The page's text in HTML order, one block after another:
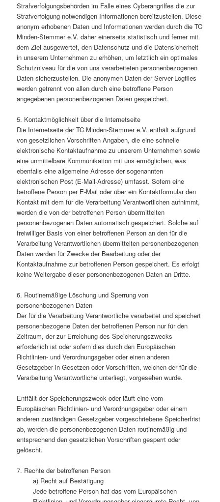
Strafverfolgungsbehörden im Falle eines Cyberangriffes die zur
Strafverfolgung notwendigen Informationen bereitzustellen. Diese
anonym erhobenen Daten und Informationen werden durch die TC
Minden-Stemmer e.V. daher einerseits statistisch und ferner mit
dem Ziel ausgewertet, den Datenschutz und die Datensicherheit
in unserem Unternehmen zu erhöhen, um letztlich ein optimales
Schutzniveau für die von uns verarbeiteten personenbezogenen
Daten sicherzustellen. Die anonymen Daten der Server-Logfiles
werden getrennt von allen durch eine betroffene Person
angegebenen personenbezogenen Daten gespeichert.
5. Kontaktmöglichkeit über die Internetseite
Die Internetseite der TC Minden-Stemmer e.V. enthält aufgrund
von gesetzlichen Vorschriften Angaben, die eine schnelle
elektronische Kontaktaufnahme zu unserem Unternehmen sowie
eine unmittelbare Kommunikation mit uns ermöglichen, was
ebenfalls eine allgemeine Adresse der sogenannten
elektronischen Post (E-Mail-Adresse) umfasst. Sofern eine
betroffene Person per E-Mail oder über ein Kontaktformular den
Kontakt mit dem für die Verarbeitung Verantwortlichen aufnimmt,
werden die von der betroffenen Person übermittelten
personenbezogenen Daten automatisch gespeichert. Solche auf
freiwilliger Basis von einer betroffenen Person an den für die
Verarbeitung Verantwortlichen übermittelten personenbezogenen
Daten werden für Zwecke der Bearbeitung oder der
Kontaktaufnahme zur betroffenen Person gespeichert. Es erfolgt
keine Weitergabe dieser personenbezogenen Daten an Dritte.
6. Routinemäßige Löschung und Sperrung von
personenbezogenen Daten
Der für die Verarbeitung Verantwortliche verarbeitet und speichert
personenbezogene Daten der betroffenen Person nur für den
Zeitraum, der zur Erreichung des Speicherungszwecks
erforderlich ist oder sofern dies durch den Europäischen
Richtlinien- und Verordnungsgeber oder einen anderen
Gesetzgeber in Gesetzen oder Vorschriften, welchen der für die
Verarbeitung Verantwortliche unterliegt, vorgesehen wurde.
Entfällt der Speicherungszweck oder läuft eine vom
Europäischen Richtlinien- und Verordnungsgeber oder einem
anderen zuständigen Gesetzgeber vorgeschriebene Speicherfrist
ab, werden die personenbezogenen Daten routinemäßig und
entsprechend den gesetzlichen Vorschriften gesperrt oder
gelöscht.
7. Rechte der betroffenen Person
a) Recht auf Bestätigung
Jede betroffene Person hat das vom Europäischen